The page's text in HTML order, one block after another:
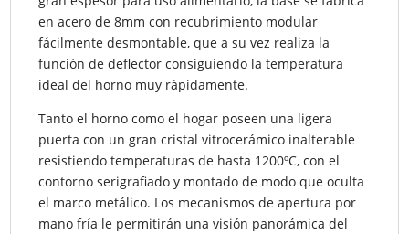
en acero de 8mm con recubrimiento modular
fácilmente desmontable, que a su vez realiza la
función de deflector consiguiendo la temperatura
ideal del horno muy rápidamente.
Tanto el horno como el hogar poseen una ligera
puerta con un gran cristal vitrocerámico inalterable
resistiendo temperaturas de hasta 1200ºC, con el
contorno serigrafiado y montado de modo que oculta
el marco metálico. Los mecanismos de apertura por
mano fría le permitirán una visión panorámica del